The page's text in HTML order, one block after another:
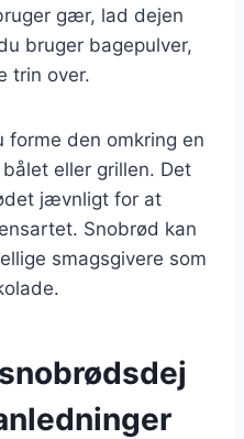
gær, lad dejen
bruger bagepulver,
trin over.
forme den omkring en
eller grillen. Det
jævnligt for at
Snobrød kan
smagsgivere som